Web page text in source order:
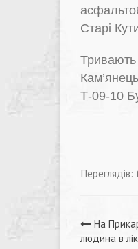
Старі
Тривають
Т-09-10
Переглядів:
На
людина в